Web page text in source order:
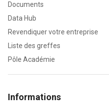
Documents
Data Hub
Revendiquer votre entreprise
Liste des greffes
Pôle Académie
Informations